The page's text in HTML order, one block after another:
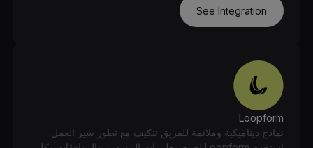
See Integration
Loopform
نماذج ديناميكية وملائمة للفريق تتكيف مع تطور سير العمل.